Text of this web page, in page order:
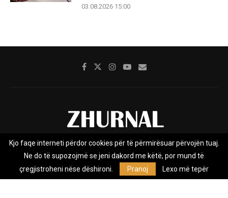
03.08.2026 15:00
Rreth nesh Impresumi Marketing
Privacy Policy
Zhurnal.mk është Agjenci e Lajmeve e pavarur, e themeluar në vitin
Kjo faqe interneti përdor cookies për të përmirësuar përvojën tuaj.
Ne do të supozojmë se jeni dakord me këtë, por mund të
çregjistroheni nëse dëshironi.
Pranoj Lexo më tepër